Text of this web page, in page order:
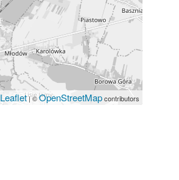
Leaflet| ©OpenStreetMapcontributors